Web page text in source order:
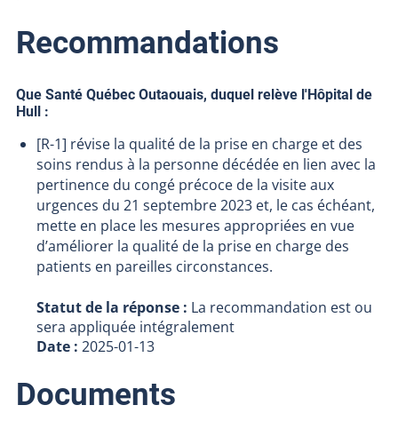
Recommandations
Que Santé Québec Outaouais, duquel relève l'Hôpital de
Hull :
[R-1] révise la qualité de la prise en charge et des
soins rendus à la personne décédée en lien avec la
pertinence du congé précoce de la visite aux
urgences du 21 septembre 2023 et, le cas échéant,
mette en place les mesures appropriées en vue
d’améliorer la qualité de la prise en charge des
patients en pareilles circonstances.
Statut de la réponse : La recommandation est ou
sera appliquée intégralement
Date :2025-01-13
Documents